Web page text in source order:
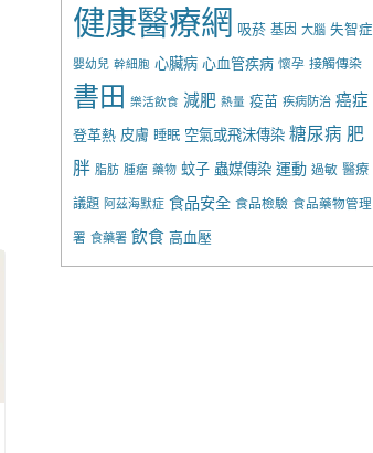
健康醫療網 吸菸 基因 大腦 失智症
嬰幼兒 幹細胞 心臟病 心血管疾病 懷孕 接觸傳染
書田 樂活飲食 減肥 熱量 疫苗 疾病防治 癌症
登革熱 皮膚 睡眠 空氣或飛沫傳染 糖尿病 肥
胖 脂肪 腫瘤 藥物 蚊子 蟲媒傳染 運動 過敏 醫療
議題 阿茲海默症 食品安全 食品檢驗 食品藥物管理
署 食藥署 飲食 高血壓